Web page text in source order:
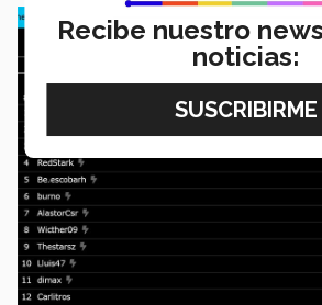
Recibe nuestro
noticias: